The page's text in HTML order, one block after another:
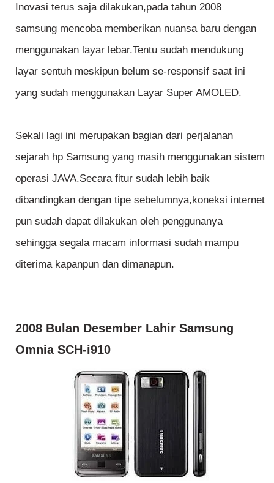
Inovasi terus saja dilakukan,pada tahun 2008
samsung mencoba memberikan nuansa baru dengan
menggunakan layar lebar.Tentu sudah mendukung
layar sentuh meskipun belum se-responsif saat ini
yang sudah menggunakan Layar Super AMOLED.
Sekali lagi ini merupakan bagian dari perjalanan
sejarah hp Samsung yang masih menggunakan sistem
operasi JAVA.Secara fitur sudah lebih baik
dibandingkan dengan tipe sebelumnya,koneksi internet
pun sudah dapat dilakukan oleh penggunanya
sehingga segala macam informasi sudah mampu
diterima kapanpun dan dimanapun.
2008 Bulan Desember Lahir Samsung
Omnia SCH-i910